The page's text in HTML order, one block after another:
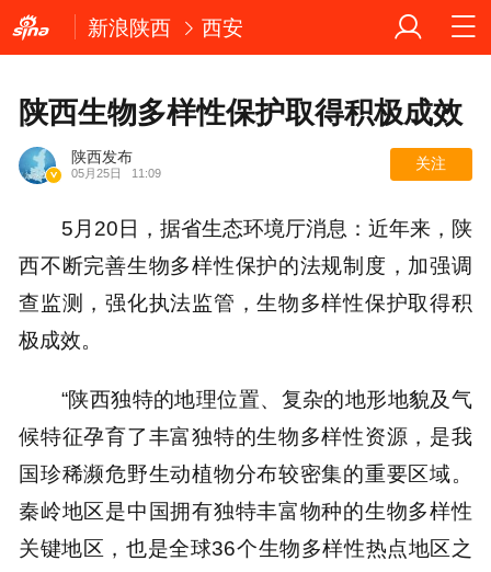
新浪陕西 西安
陕西生物多样性保护取得积极成效
陕西发布
05月25日 11:09
关注
5月20日，据省生态环境厅消息：近年来，陕
西不断完善生物多样性保护的法规制度，加强调
查监测，强化执法监管，生物多样性保护取得积
极成效。
“陕西独特的地理位置、复杂的地形地貌及气
候特征孕育了丰富独特的生物多样性资源，是我
国珍稀濒危野生动植物分布较密集的重要区域。
秦岭地区是中国拥有独特丰富物种的生物多样性
关键地区，也是全球36个生物多样性热点地区之